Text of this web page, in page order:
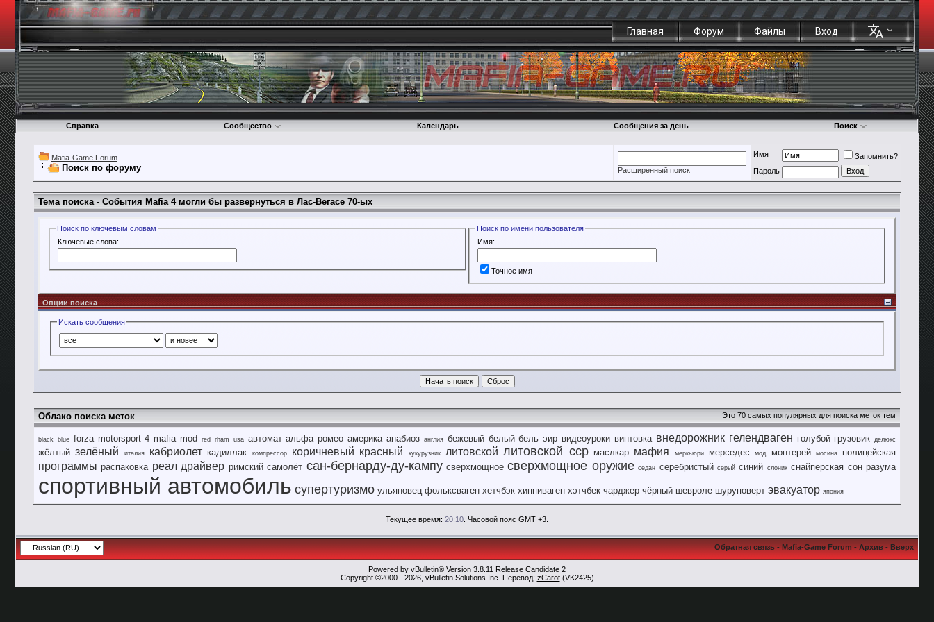
Главная Форум Файлы Вход
Справка Сообщество Календарь Сообщения за день Поиск
Mafia-Game Forum
Поиск по форуму Расширенный поиск
Имя
Запомнить?
Пароль
Тема поиска - События Mafia 4 могли бы развернуться в Лас-Вегасе 70-ых
Поиск по ключевым словам
Ключевые слова:
Поиск по имени пользователя
Имя:
Точное имя
Опции поиска
Искать сообщения
Это 70 самых популярных для поиска меток тем
Облако поиска меток
black blue forza motorsport 4 mafia mod red rham usa автомат альфа ромео америка анабиоз англия бежевый белый бель эир видеоуроки винтовка внедорожник гелендваген голубой грузовик делюкс
жёлтый зелёный италия кабриолет кадиллак компрессор коричневый красный кукурузник литовской литовской сср маслкар мафия меркьюри мерседес мод монтерей мосина полицейская
программы распаковка реал драйвер римский самолёт сан-бернарду-ду-кампу сверхмощное сверхмощное оружие седан серебристый серый синий слоник снайперская сон разума
спортивный автомобиль супертуризмо ульяновец фольксваген хетчбэк хиппиваген хэтчбек чарджер чёрный шевроле шуруповерт эвакуатор япония
Текущее время: 20:10 . Часовой пояс GMT +3.
Обратная связь-Mafia-Game Forum-Архив-Вверх
Powered by vBulletin® Version 3.8.11 Release Candidate 2
Copyright ©2000 - 2026, vBulletin Solutions Inc. Перевод: zCarot(VK2425)